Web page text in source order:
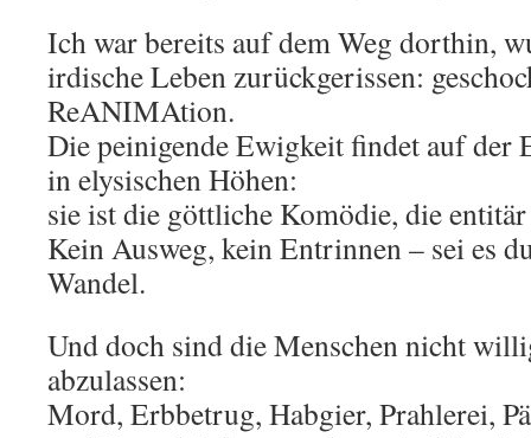
Ich war bereits auf dem Weg dorthin,
irdische Leben zurückgerissen:
ReANIMAtion.
Die peinigende Ewigkeit findet auf der
in elysischen Höhen:
sie ist die göttliche Komödie, die
Kein Ausweg, kein Entrinnen – sei es
Wandel.
Und doch sind die Menschen nicht
abzulassen:
Mord, Erbbetrug, Habgier, Prahlerei,